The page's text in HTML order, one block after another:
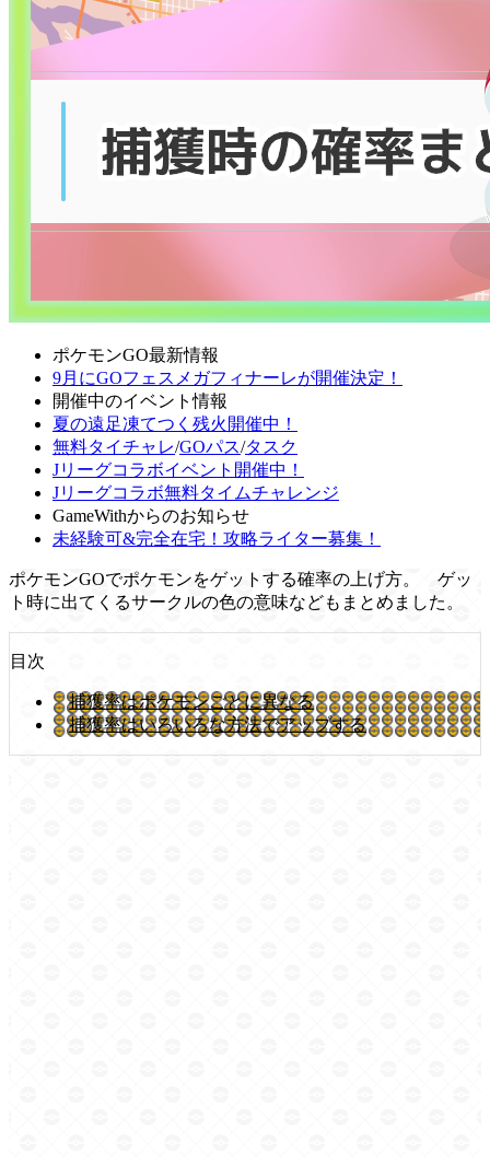
ポケモンGO最新情報
9月にGOフェスメガフィナーレが開催決定！
開催中のイベント情報
夏の遠足凍てつく残火開催中！
無料タイチャレ/GOパス/タスク
Jリーグコラボイベント開催中！
Jリーグコラボ無料タイムチャレンジ
GameWithからのお知らせ
未経験可&完全在宅！攻略ライター募集！
ポケモンGOでポケモンをゲットする確率の上げ方。 ゲッ
ト時に出てくるサークルの色の意味などもまとめました。
目次
捕獲率はポケモンごとに異なる
捕獲率はいろいろな方法でアップする